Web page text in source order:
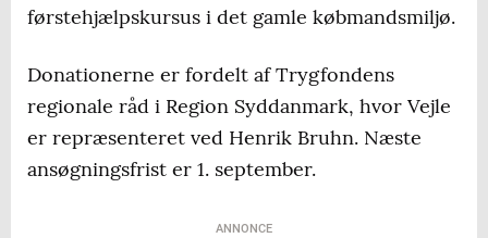
førstehjælpskursus i det gamle købmandsmiljø.
Donationerne er fordelt af Trygfondens
regionale råd i Region Syddanmark, hvor Vejle
er repræsenteret ved Henrik Bruhn. Næste
ansøgningsfrist er 1. september.
ANNONCE